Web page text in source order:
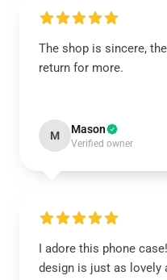
The shop is sincere,
return for more.
M Mason
Verified owner
I adore this phone
design is just as lovely